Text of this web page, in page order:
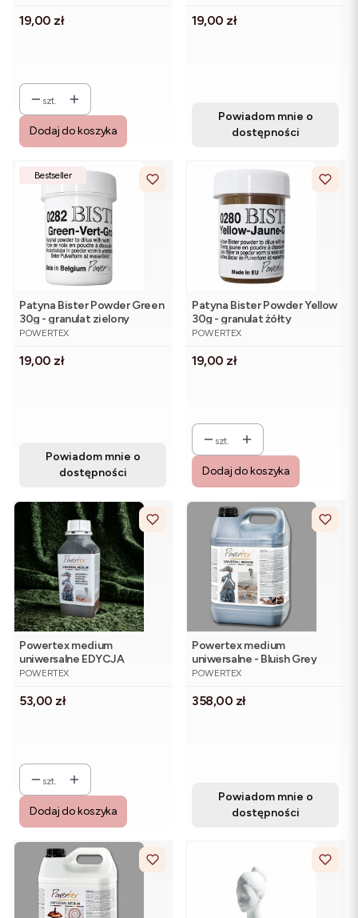
Cena
19,00 zł
szt.
Dodaj do koszyka
Cena
19,00 zł
Powiadom mnie o
dostępności
Bestseller
Patyna Bister Powder Green
30g - granulat zielony
PRODUCENT
POWERTEX
Cena
19,00 zł
Powiadom mnie o
dostępności
Patyna Bister Powder Yellow
30g - granulat żółty
PRODUCENT
POWERTEX
Cena
19,00 zł
szt.
Dodaj do koszyka
Powertex medium
uniwersalne EDYCJA
LIMITOWANA - Army Green
PRODUCENT
POWERTEX
Cena
53,00 zł
szt.
Dodaj do koszyka
Powertex medium
uniwersalne - Bluish Grey
(niebiesko szary) 5 kg
PRODUCENT
POWERTEX
Cena
358,00 zł
Powiadom mnie o
dostępności